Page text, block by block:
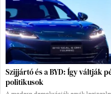
Szijjártó és a BYD: Így váltják
politikusok